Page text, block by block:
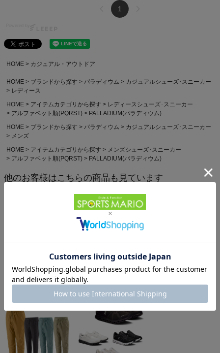
1
HOME カジュアル・アウトドア
HOME ブランドから探す パラディウム
カジュアルシューズ･スニーカー
レディース
HOME
アイテムカテゴリから探す
レディースシューズ･スニーカー
アルファベット順(PQRST)
PALLADIUM(パラディウム)
HOME
ブランドから探す パラディウム
カジュアルシューズ･スニーカー
メンズ
HOME
アイテムカテゴリから探す
メンズシューズ･スニーカー
アルファベット順(PQRST)
PALLADIUM(パラディウム)
他のお客様はこちらの商品も見ています
パタゴニア スリーブレ
ス・キャプリーン・クー
Patagonia Sleeveless
Capilene Cool Daily
Shirt
オン クラブT On Club T
6,600円（税込）
パタゴニア レフュジオ・
DAY PACK 47914